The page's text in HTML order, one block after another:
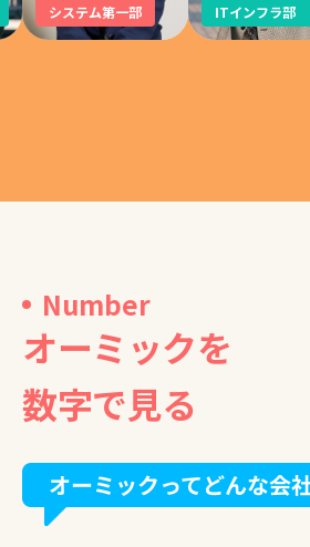
システム第一部 ITインフラ部
Number
オーミックを
数字で見る